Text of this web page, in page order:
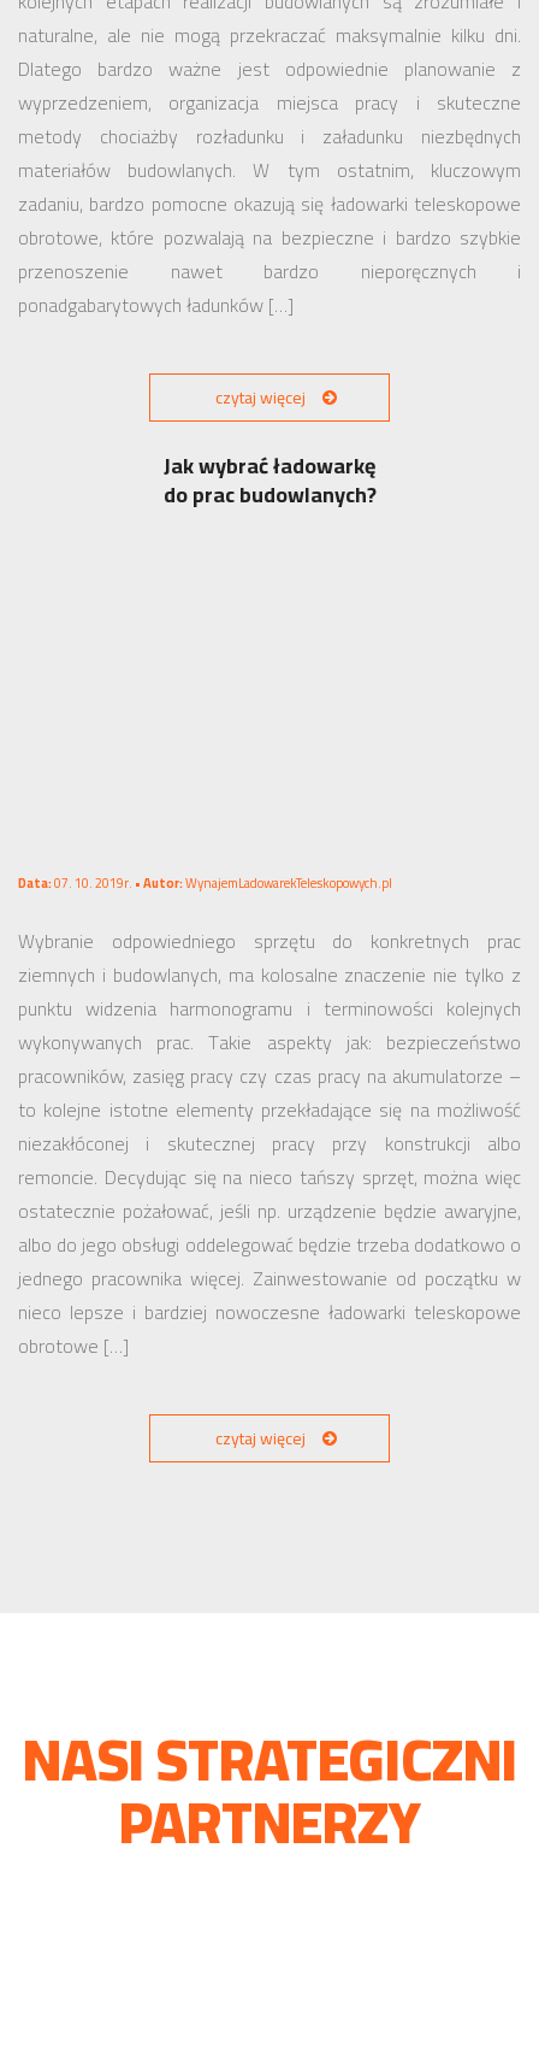
naturalne, ale nie mogą przekraczać maksymalnie kilku dni.
Dlatego bardzo ważne jest odpowiednie planowanie z
wyprzedzeniem, organizacja miejsca pracy i skuteczne
metody chociażby rozładunku i załadunku niezbędnych
materiałów budowlanych. W tym ostatnim, kluczowym
zadaniu, bardzo pomocne okazują się ładowarki teleskopowe
obrotowe, które pozwalają na bezpieczne i bardzo szybkie
przenoszenie nawet bardzo nieporęcznych i
ponadgabarytowych ładunków […]
czytaj więcej
Jak wybrać ładowarkę
do prac budowlanych?
Data:07. 10. 2019r. •Autor:WynajemLadowarekTeleskopowych.pl
Wybranie odpowiedniego sprzętu do konkretnych prac
ziemnych i budowlanych, ma kolosalne znaczenie nie tylko z
punktu widzenia harmonogramu i terminowości kolejnych
wykonywanych prac. Takie aspekty jak: bezpieczeństwo
pracowników, zasięg pracy czy czas pracy na akumulatorze –
to kolejne istotne elementy przekładające się na możliwość
niezakłóconej i skutecznej pracy przy konstrukcji albo
remoncie. Decydując się na nieco tańszy sprzęt, można więc
ostatecznie pożałować, jeśli np. urządzenie będzie awaryjne,
albo do jego obsługi oddelegować będzie trzeba dodatkowo o
jednego pracownika więcej. Zainwestowanie od początku w
nieco lepsze i bardziej nowoczesne ładowarki teleskopowe
obrotowe […]
czytaj więcej
NASI STRATEGICZNI
PARTNERZY